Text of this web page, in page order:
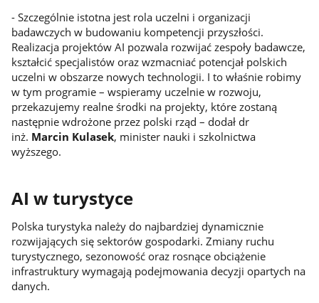
- Szczególnie istotna jest rola uczelni i organizacji
badawczych w budowaniu kompetencji przyszłości.
Realizacja projektów AI pozwala rozwijać zespoły badawcze,
kształcić specjalistów oraz wzmacniać potencjał polskich
uczelni w obszarze nowych technologii. I to właśnie robimy
w tym programie – wspieramy uczelnie w rozwoju,
przekazujemy realne środki na projekty, które zostaną
następnie wdrożone przez polski rząd – dodał dr
inż. Marcin Kulasek, minister nauki i szkolnictwa
wyższego.
AI w turystyce
Polska turystyka należy do najbardziej dynamicznie
rozwijających się sektorów gospodarki. Zmiany ruchu
turystycznego, sezonowość oraz rosnące obciążenie
infrastruktury wymagają podejmowania decyzji opartych na
danych.